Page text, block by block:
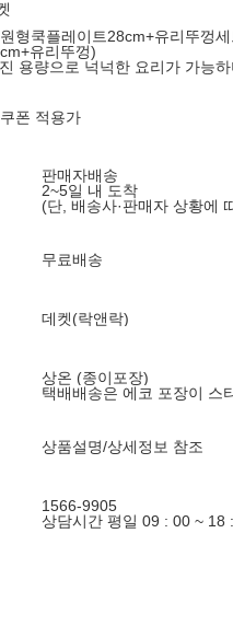
형쿡플레이트28cm+유리뚜껑
유리뚜껑)
용량으로 넉넉한 요리가 가능
폰 적용가
판매자배송
2~5일 내 도착
(단, 배송사·판매자 상황에
무료배송
데켓(락앤락)
상온 (종이포장)
택배배송은 에코 포장이 스
상품설명/상세정보 참조
1566-9905
상담시간 평일 09 : 00 ~ 18